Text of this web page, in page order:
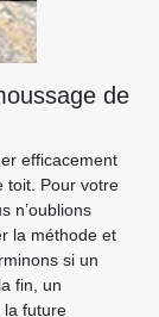
de
efficacement
toit. Pour votre
n’oublions
la méthode et
si un
fin, un
la future